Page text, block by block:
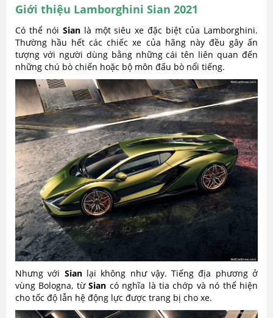
Giới thiệu Lamborghini Sian 2021
Có thể nói Sianlà một siêu xe đặc biệt của Lamborghini.
Thường hầu hết các chiếc xe của hãng này đều gây ấn
tượng với người dùng bằng những cái tên liên quan đến
những chú bò chiến hoặc bộ môn đấu bò nổi tiếng.
Nhưng với Sianlại không như vậy. Tiếng địa phương ở
vùng Bologna, từSian có nghĩa là tia chớp và nó thể hiện
cho tốc độ lẫn hệ động lực được trang bị cho xe.